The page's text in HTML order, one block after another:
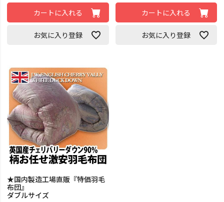
カートに入れる
お気に入り登録
カートに入れる
お気に入り登録
★国内製造工場直販『特価羽毛
布団』
ダブルサイズ